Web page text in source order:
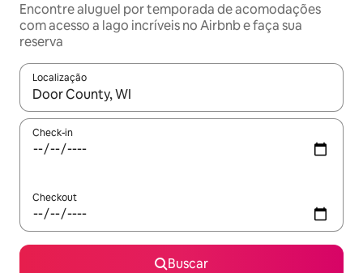
Encontre aluguel por temporada de acomodações
com acesso a lago incríveis no Airbnb e faça sua
reserva
Localização
Quando os resultados estiverem disponíveis, explore-os
Check-in
Checkout
Buscar